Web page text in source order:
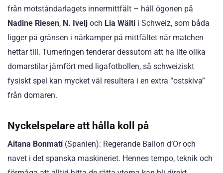
från motståndarlagets innermittfält – håll ögonen på
Nadine Riesen, N. Ivelj och Lia Wälti i Schweiz, som båda
ligger på gränsen i närkamper på mittfältet när matchen
hettar till. Turneringen tenderar dessutom att ha lite olika
domarstilar jämfört med ligafotbollen, så schweiziskt
fysiskt spel kan mycket väl resultera i en extra “ostskiva”
från domaren.
Nyckelspelare att hålla koll på
Aitana Bonmatí(Spanien): Regerande Ballon d’Or och
navet i det spanska maskineriet. Hennes tempo, teknik och